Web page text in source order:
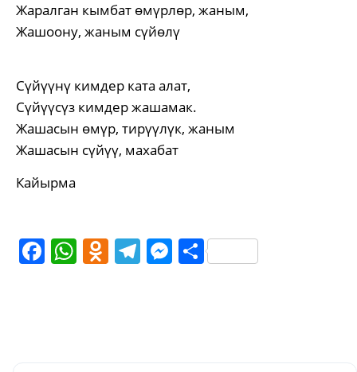
Жаралган кымбат өмүрлөр, жаным,
Жашоону, жаным сүйөлү
Сүйүүнү кимдер ката алат,
Сүйүүсүз кимдер жашамак.
Жашасын өмүр, тирүүлүк, жаным
Жашасын сүйүү, махабат
Кайырма
Facebook
WhatsApp
Odnoklassniki
Telegram
Messenger
Share